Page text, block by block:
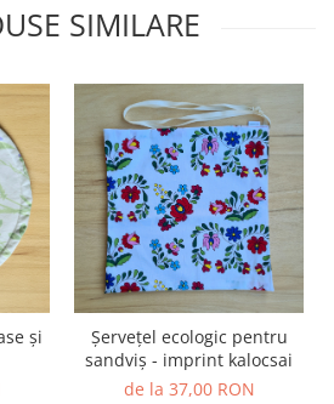
SIMILARE
și
Șervețel ecologic pentru
sandviș - imprint kalocsai
de la 37,00 RON